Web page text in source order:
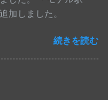
加しました。
続きを読む